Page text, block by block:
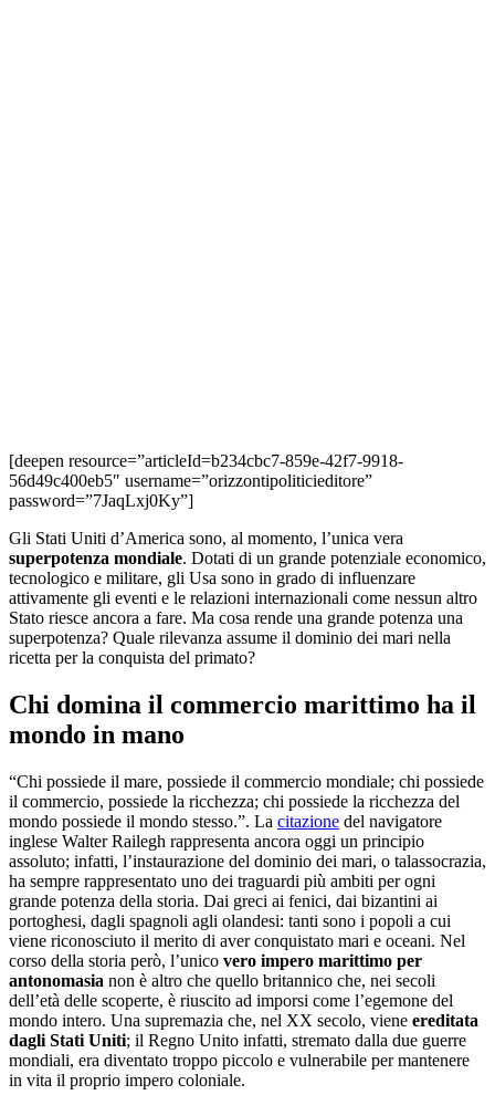
[deepen resource=”articleId=b234cbc7-859e-42f7-9918-
56d49c400eb5″ username=”orizzontipoliticieditore”
password=”7JaqLxj0Ky”]
Gli Stati Uniti d’America sono, al momento, l’unica vera
superpotenza mondiale. Dotati di un grande potenziale economico,
tecnologico e militare, gli Usa sono in grado di influenzare
attivamente gli eventi e le relazioni internazionali come nessun altro
Stato riesce ancora a fare. Ma cosa rende una grande potenza una
superpotenza? Quale rilevanza assume il dominio dei mari nella
ricetta per la conquista del primato?
Chi domina il commercio marittimo ha il
mondo in mano
“Chi possiede il mare, possiede il commercio mondiale; chi possiede
il commercio, possiede la ricchezza; chi possiede la ricchezza del
mondo possiede il mondo stesso.”. La citazione del navigatore
inglese Walter Railegh rappresenta ancora oggi un principio
assoluto; infatti, l’instaurazione del dominio dei mari, o talassocrazia,
ha sempre rappresentato uno dei traguardi più ambiti per ogni
grande potenza della storia. Dai greci ai fenici, dai bizantini ai
portoghesi, dagli spagnoli agli olandesi: tanti sono i popoli a cui
viene riconosciuto il merito di aver conquistato mari e oceani. Nel
corso della storia però, l’unico vero impero marittimo per
antonomasia non è altro che quello britannico che, nei secoli
dell’età delle scoperte, è riuscito ad imporsi come l’egemone del
mondo intero. Una supremazia che, nel XX secolo, viene ereditata
dagli Stati Uniti; il Regno Unito infatti, stremato dalla due guerre
mondiali, era diventato troppo piccolo e vulnerabile per mantenere
in vita il proprio impero coloniale.